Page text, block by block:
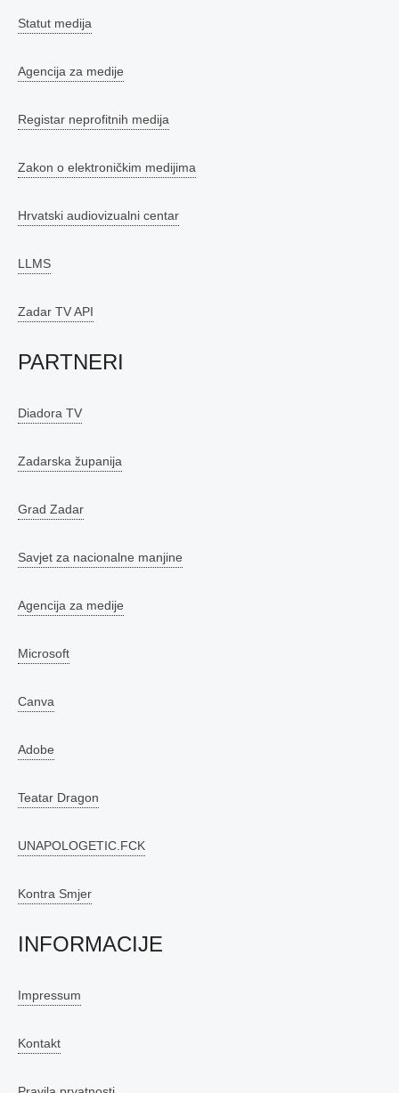
Statut medija
Agencija za medije
Registar neprofitnih medija
Zakon o elektroničkim medijima
Hrvatski audiovizualni centar
LLMS
Zadar TV API
PARTNERI
Diadora TV
Zadarska županija
Grad Zadar
Savjet za nacionalne manjine
Agencija za medije
Microsoft
Canva
Adobe
Teatar Dragon
UNAPOLOGETIC.FCK
Kontra Smjer
INFORMACIJE
Impressum
Kontakt